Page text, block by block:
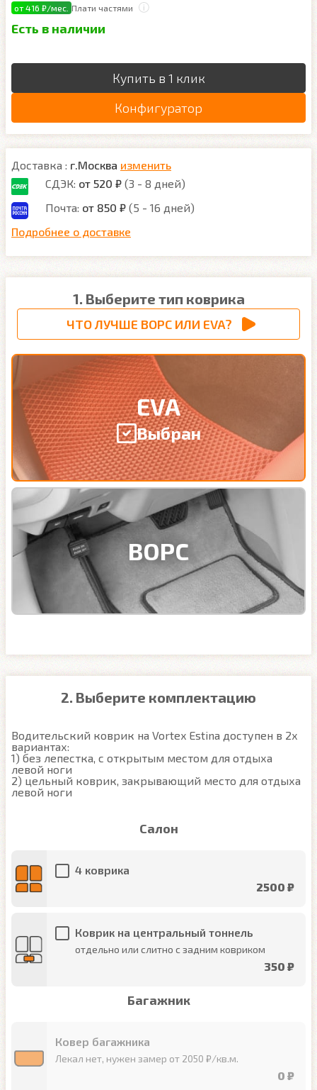
от 416 ₽/мес. Плати частями
Есть в наличии
Купить в 1 клик
Конфигуратор
Доставка : г.Москва изменить
СДЭК: от 520 ₽ (3 - 8 дней)
Почта: от 850 ₽ (5 - 16 дней)
Подробнее о доставке
1. Выберите тип коврика
ЧТО ЛУЧШЕ ВОРС ИЛИ EVA?
EVA
Выбран
ВОРС
2. Выберите комплектацию
Водительский коврик на Vortex Estina доступен в 2х
вариантах:
1) без лепестка, с открытым местом для отдыха
левой ноги
2) цельный коврик, закрывающий место для отдыха
левой ноги
Салон
4 коврика
2500 ₽
Коврик на центральный тоннель
отдельно или слитно с задним ковриком
350 ₽
Багажник
Ковер багажника
Лекал нет, нужен замер от 2050 ₽/кв.м.
0 ₽